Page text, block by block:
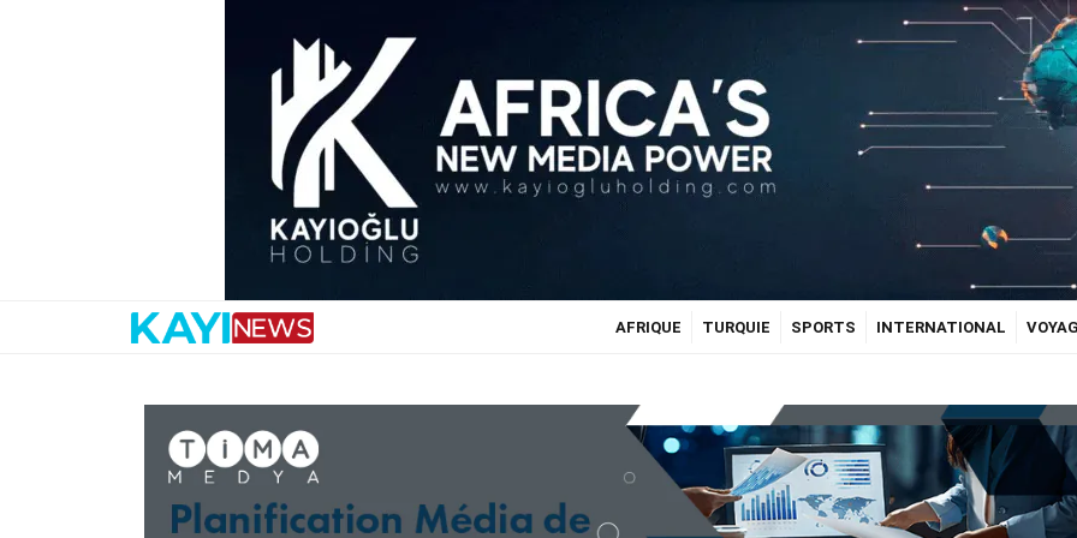
AFRIQUE TURQUIE SPORTS INTERNATIONAL